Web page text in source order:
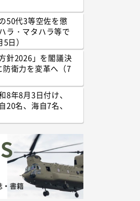
50代3等空佐を懲
ラ・マタハラ等で
日）
針2026」を閣議決
衛力を変革へ（7
年8月3日付け、
20名、海自7名、